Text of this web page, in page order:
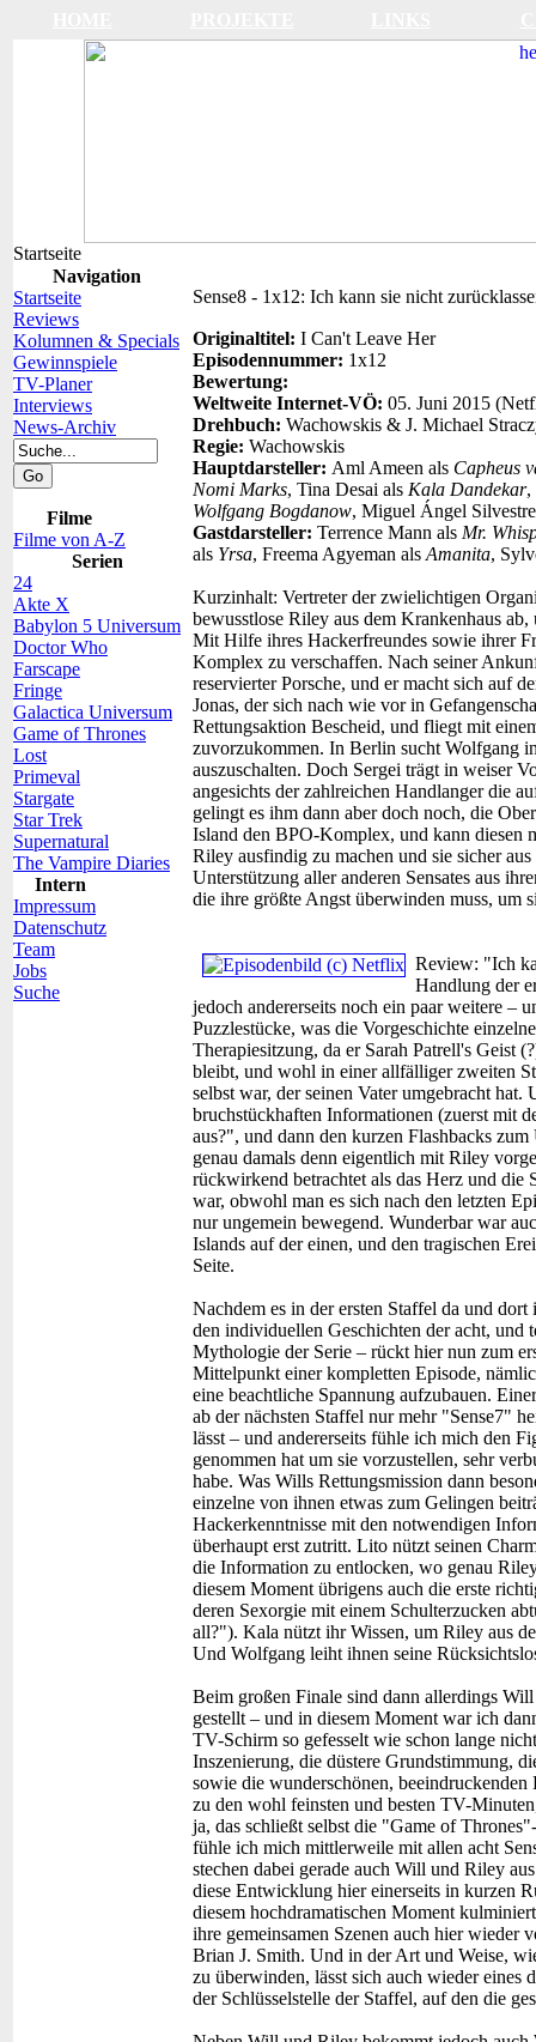
Startseite
Navigation
Startseite
Reviews
Kolumnen & Specials
Gewinnspiele
TV-Planer
Interviews
News-Archiv
Filme
Filme von A-Z
Serien
24
Akte X
Babylon 5 Universum
Doctor Who
Farscape
Fringe
Galactica Universum
Game of Thrones
Lost
Primeval
Stargate
Star Trek
Supernatural
The Vampire Diaries
Intern
Impressum
Datenschutz
Team
Jobs
Suche
Sense8 - 1x12: Ich kann sie nicht
Originaltitel: I Can't Leave Her
Episodennummer: 1x12
Bewertung:
Weltweite Internet-VÖ: 05. Juni 2015
Drehbuch: Wachowskis & J. Michael
Regie: Wachowskis
Hauptdarsteller: Aml Ameen als Capheus
Nomi Marks, Tina Desai als Kala Dandekar,
Wolfgang Bogdanow, Miguel Ángel
Gastdarsteller: Terrence Mann als Mr.
als Yrsa, Freema Agyeman als Amanita,
Kurzinhalt: Vertreter der zwielichtigen
bewusstlose Riley aus dem Krankenhaus
Mit Hilfe ihres Hackerfreundes sowie ihrer
Komplex zu verschaffen. Nach seiner
reservierter Porsche, und er macht sich auf
Jonas, der sich nach wie vor in
Rettungsaktion Bescheid, und fliegt mit
zuvorzukommen. In Berlin sucht Wolfgang
auszuschalten. Doch Sergei trägt in weiser
angesichts der zahlreichen Handlanger die
gelingt es ihm dann aber doch noch, die
Island den BPO-Komplex, und kann diesen
Riley ausfindig zu machen und sie sicher
Unterstützung aller anderen Sensates aus
die ihre größte Angst überwinden muss, um
Review: "Ich
Handlung der
jedoch andererseits noch ein paar weitere –
Puzzlestücke, was die Vorgeschichte
Therapiesitzung, da er Sarah Patrell's Geist
bleibt, und wohl in einer allfälliger zweiten
selbst war, der seinen Vater umgebracht
bruchstückhaften Informationen (zuerst mit
aus?", und dann den kurzen Flashbacks
genau damals denn eigentlich mit Riley
rückwirkend betrachtet als das Herz und die
war, obwohl man es sich nach den letzten
nur ungemein bewegend. Wunderbar war
Islands auf der einen, und den tragischen
Seite.
Nachdem es in der ersten Staffel da und
den individuellen Geschichten der acht,
Mythologie der Serie – rückt hier nun zum
Mittelpunkt einer kompletten Episode,
eine beachtliche Spannung aufzubauen.
ab der nächsten Staffel nur mehr "Sense7"
lässt – und andererseits fühle ich mich den
genommen hat um sie vorzustellen, sehr
habe. Was Wills Rettungsmission dann
einzelne von ihnen etwas zum Gelingen
Hackerkenntnisse mit den notwendigen
überhaupt erst zutritt. Lito nützt seinen
die Information zu entlocken, wo genau
diesem Moment übrigens auch die erste
deren Sexorgie mit einem Schulterzucken
all?"). Kala nützt ihr Wissen, um Riley aus
Und Wolfgang leiht ihnen seine
Beim großen Finale sind dann allerdings
gestellt – und in diesem Moment war ich
TV-Schirm so gefesselt wie schon lange
Inszenierung, die düstere Grundstimmung,
sowie die wunderschönen, beeindruckenden
zu den wohl feinsten und besten TV-
ja, das schließt selbst die "Game of
fühle ich mich mittlerweile mit allen acht
stechen dabei gerade auch Will und Riley
diese Entwicklung hier einerseits in kurzen
diesem hochdramatischen Moment
ihre gemeinsamen Szenen auch hier wieder
Brian J. Smith. Und in der Art und Weise,
zu überwinden, lässt sich auch wieder eines
der Schlüsselstelle der Staffel, auf den die